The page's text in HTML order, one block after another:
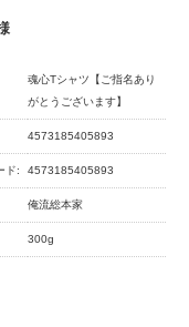
魂心Tシャツ【ご指名あり
がとうございます】
4573185405893
ド: 4573185405893
俺流総本家
300g